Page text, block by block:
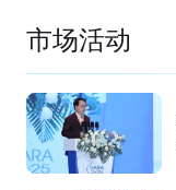
市场活动